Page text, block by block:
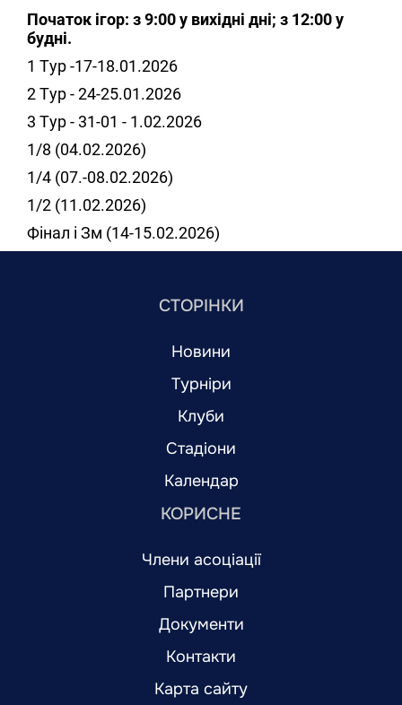
Початок ігор: з 9:00 у вихідні дні; з 12:00 у
будні.
1 Тур -17-18.01.2026
2 Тур - 24-25.01.2026
3 Тур - 31-01 - 1.02.2026
1/8 (04.02.2026)
1/4 (07.-08.02.2026)
1/2 (11.02.2026)
Фінал і Зм (14-15.02.2026)
СТОРІНКИ
Новини
Турніри
Клуби
Стадіони
Календар
КОРИСНЕ
Члени асоціації
Партнери
Документи
Контакти
Карта сайту